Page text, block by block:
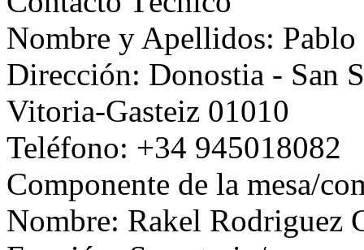
Nombre y Apellidos:
Dirección: Donostia - San
Vitoria-Gasteiz 01010
Teléfono: +34 945018082
Componente de la mesa/
Nombre: Rakel Rodriguez